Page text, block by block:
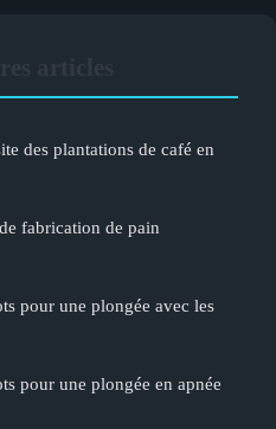
des plantations de café en
fabrication de pain
pour une plongée avec les
pour une plongée en apnée